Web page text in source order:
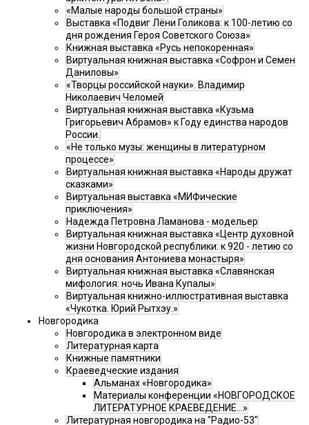
«Малые народы большой страны»
Выставка «Подвиг Лёни Голикова: к 100-летию со
дня рождения Героя Советского Союза»
Книжная выставка «Русь непокоренная»
Виртуальная книжная выставка «Софрон и Семен
Даниловы»
«Творцы российской науки». Владимир
Николаевич Челомей
Виртуальная книжная выставка «Кузьма
Григорьевич Абрамов» к Году единства народов
России.
«Не только музы: женщины в литературном
процессе»
Виртуальная книжная выставка «Народы дружат
сказками»
Виртуальная выставка «МИФические
приключения»
Надежда Петровна Ламанова - модельер
Виртуальная книжная выставка «Центр духовной
жизни Новгородской республики: к 920 - летию со
дня основания Антониева монастыря»
Виртуальная книжная выставка «Славянская
мифология: ночь Ивана Купалы»
Виртуальная книжно-иллюстративная выставка
«Чукотка. Юрий Рытхэу.»
Новгородика
Новгородика в электронном виде
Литературная карта
Книжные памятники
Краеведческие издания
Альманах «Новгородика»
Материалы конференции «НОВГОРОДСКОЕ
ЛИТЕРАТУРНОЕ КРАЕВЕДЕНИЕ...»
Литературная новгородика на "Радио-53"